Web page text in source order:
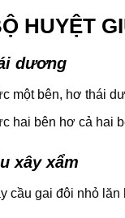
HUYỆT
dương
một bên, hơ thái
hai bên hơ cả hai
xây xẩm
cầu gai đôi nhỏ